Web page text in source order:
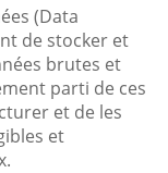
(Data
de stocker et
brutes et
parti de ces
et de les
et